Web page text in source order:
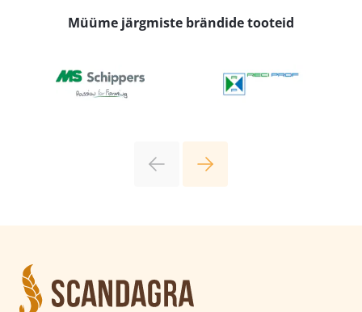
Müüme järgmiste brändide tooteid